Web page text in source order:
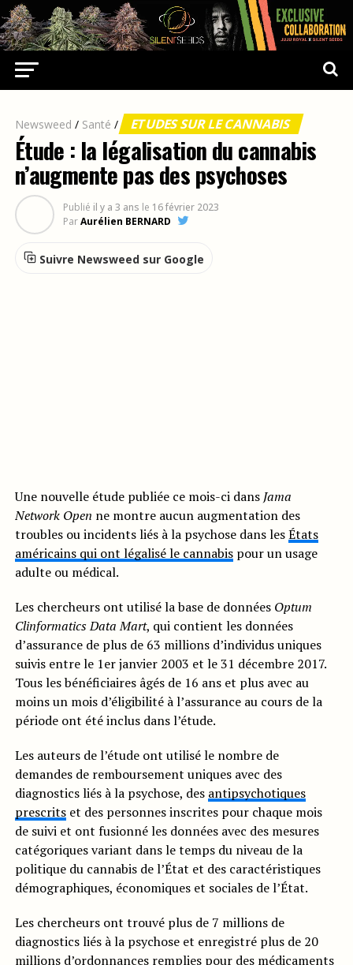
Newsweed / Santé / ETUDES SUR LE CANNABIS
Étude : la légalisation du cannabis
n’augmente pas des psychoses
Publié il y a 3 ans le 16 février 2023
ParAurélien BERNARD
Suivre Newsweed sur Google
Une nouvelle étude publiée ce mois-ci dans Jama
Network Open ne montre aucun augmentation des
troubles ou incidents liés à la psychose dans lesÉtats
américains qui ont légalisé le cannabispour un usage
adulte ou médical.
Les chercheurs ont utilisé la base de données Optum
Clinformatics Data Mart, qui contient les données
d’assurance de plus de 63 millions d’individus uniques
suivis entre le 1er janvier 2003 et le 31 décembre 2017.
Tous les bénéficiaires âgés de 16 ans et plus avec au
moins un mois d’éligibilité à l’assurance au cours de la
période ont été inclus dans l’étude.
Les auteurs de l’étude ont utilisé le nombre de
demandes de remboursement uniques avec des
diagnostics liés à la psychose, des antipsychotiques
prescritset des personnes inscrites pour chaque mois
de suivi et ont fusionné les données avec des mesures
catégoriques variant dans le temps du niveau de la
politique du cannabis de l’État et des caractéristiques
démographiques, économiques et sociales de l’État.
Les chercheurs ont trouvé plus de 7 millions de
diagnostics liés à la psychose et enregistré plus de 20
millions d’ordonnances remplies pour des médicaments